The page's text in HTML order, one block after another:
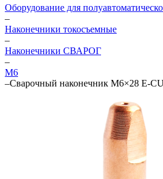
Оборудование для
–
Наконечники токосъемные
–
Наконечники СВАРОГ
–
М6
–Сварочный наконечник M6×28 E-